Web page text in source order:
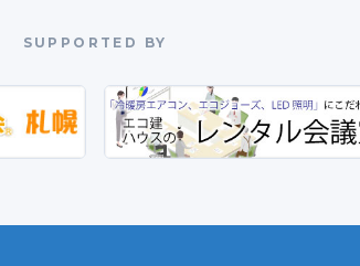
SUPPORTED BY